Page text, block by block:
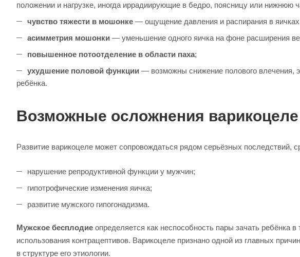
положении и нагрузке, иногда иррадиирующие в бедро, поясницу или нижнюю
чувство тяжести в мошонке — ощущение давления и распирания в
асимметрия мошонки — уменьшение одного яичка на фоне расширения
повышенное потоотделение в области паха;
ухудшение половой функции — возможны снижение полового влечения,
ребёнка.
Возможные осложнения варикоцеле
Развитие варикоцеле может сопровождаться рядом серьёзных последствий,
нарушение репродуктивной функции у мужчин;
гипотрофические изменения яичка;
развитие мужского гипогонадизма.
Мужское бесплодие определяется как неспособность пары зачать ребёнка
использования контрацептивов. Варикоцеле признано одной из главных
в структуре его этиологии.